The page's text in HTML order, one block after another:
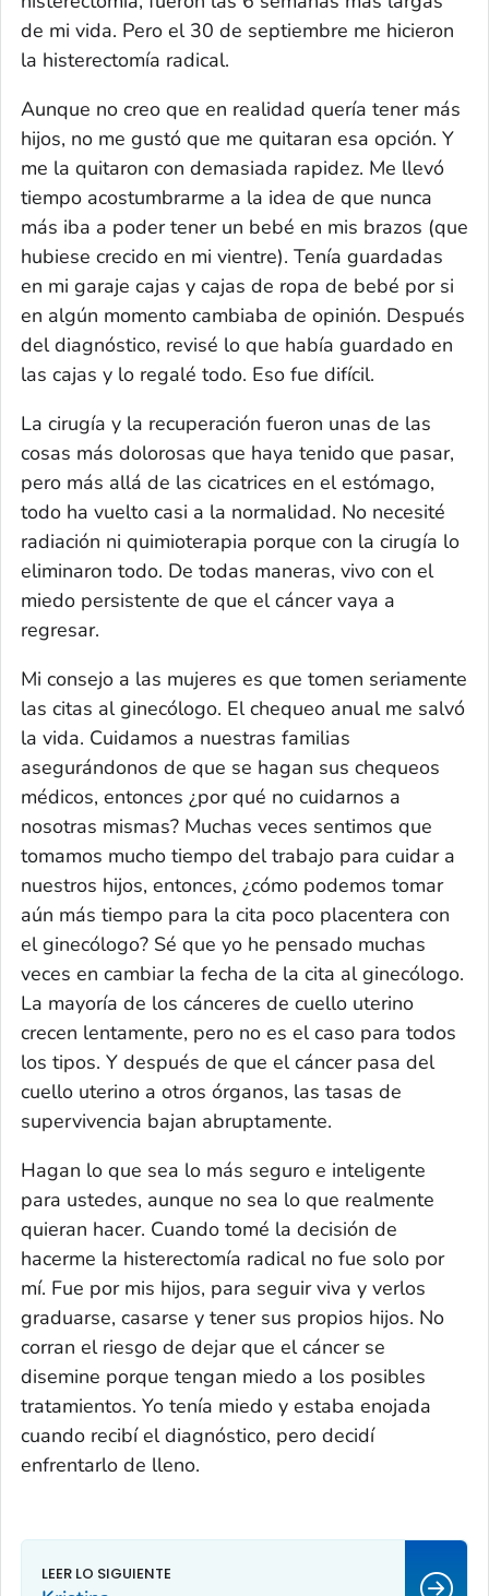
de mi vida. Pero el 30 de septiembre me hicieron
la histerectomía radical.
Aunque no creo que en realidad quería tener más
hijos, no me gustó que me quitaran esa opción. Y
me la quitaron con demasiada rapidez. Me llevó
tiempo acostumbrarme a la idea de que nunca
más iba a poder tener un bebé en mis brazos (que
hubiese crecido en mi vientre). Tenía guardadas
en mi garaje cajas y cajas de ropa de bebé por si
en algún momento cambiaba de opinión. Después
del diagnóstico, revisé lo que había guardado en
las cajas y lo regalé todo. Eso fue difícil.
La cirugía y la recuperación fueron unas de las
cosas más dolorosas que haya tenido que pasar,
pero más allá de las cicatrices en el estómago,
todo ha vuelto casi a la normalidad. No necesité
radiación ni quimioterapia porque con la cirugía lo
eliminaron todo. De todas maneras, vivo con el
miedo persistente de que el cáncer vaya a
regresar.
Mi consejo a las mujeres es que tomen seriamente
las citas al ginecólogo. El chequeo anual me salvó
la vida. Cuidamos a nuestras familias
asegurándonos de que se hagan sus chequeos
médicos, entonces ¿por qué no cuidarnos a
nosotras mismas? Muchas veces sentimos que
tomamos mucho tiempo del trabajo para cuidar a
nuestros hijos, entonces, ¿cómo podemos tomar
aún más tiempo para la cita poco placentera con
el ginecólogo? Sé que yo he pensado muchas
veces en cambiar la fecha de la cita al ginecólogo.
La mayoría de los cánceres de cuello uterino
crecen lentamente, pero no es el caso para todos
los tipos. Y después de que el cáncer pasa del
cuello uterino a otros órganos, las tasas de
supervivencia bajan abruptamente.
Hagan lo que sea lo más seguro e inteligente
para ustedes, aunque no sea lo que realmente
quieran hacer. Cuando tomé la decisión de
hacerme la histerectomía radical no fue solo por
mí. Fue por mis hijos, para seguir viva y verlos
graduarse, casarse y tener sus propios hijos. No
corran el riesgo de dejar que el cáncer se
disemine porque tengan miedo a los posibles
tratamientos. Yo tenía miedo y estaba enojada
cuando recibí el diagnóstico, pero decidí
enfrentarlo de lleno.